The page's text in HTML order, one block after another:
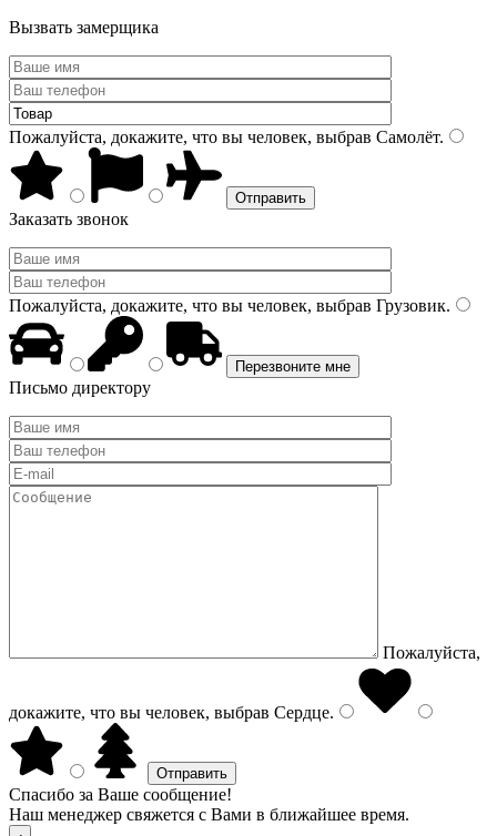
Вызвать замерщика
Пожалуйста, докажите, что вы человек, выбрав Самолёт.
Заказать звонок
Пожалуйста, докажите, что вы человек, выбрав Грузовик.
Письмо директору
Пожалуйста,
докажите, что вы человек, выбрав Сердце.
Спасибо за Ваше сообщение!
Наш менеджер свяжется с Вами в ближайшее время.